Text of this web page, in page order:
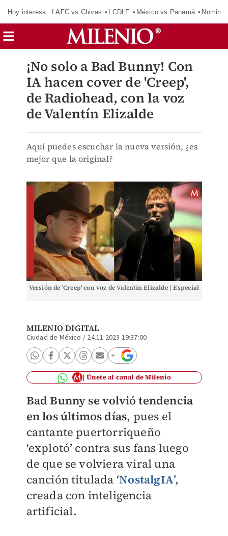
Hoy interesa: LAFC vs Chivas LCDLF México vs Panamá
¡No solo a Bad Bunny! Con
IA hacen cover de 'Creep',
de Radiohead, con la voz
de Valentín Elizalde
Aquí puedes escuchar la nueva versión, ¿es
mejor que la original?
Versión de 'Creep' con voz de Valentín Elizalde | Especial
MILENIO DIGITAL
Ciudad de México / 24.11.2023 19:37:00
Únete al canal de Milenio
Bad Bunny se volvió tendencia
en los últimos días, pues el
cantante puertorriqueño
‘explotó’ contra sus fans luego
de que se volviera viral una
canción titulada ‘NostalgIA’,
creada con inteligencia
artificial.